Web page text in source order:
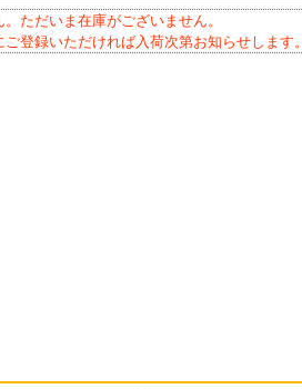
ただいま在庫がございません。
登録いただければ入荷次第お知らせします。